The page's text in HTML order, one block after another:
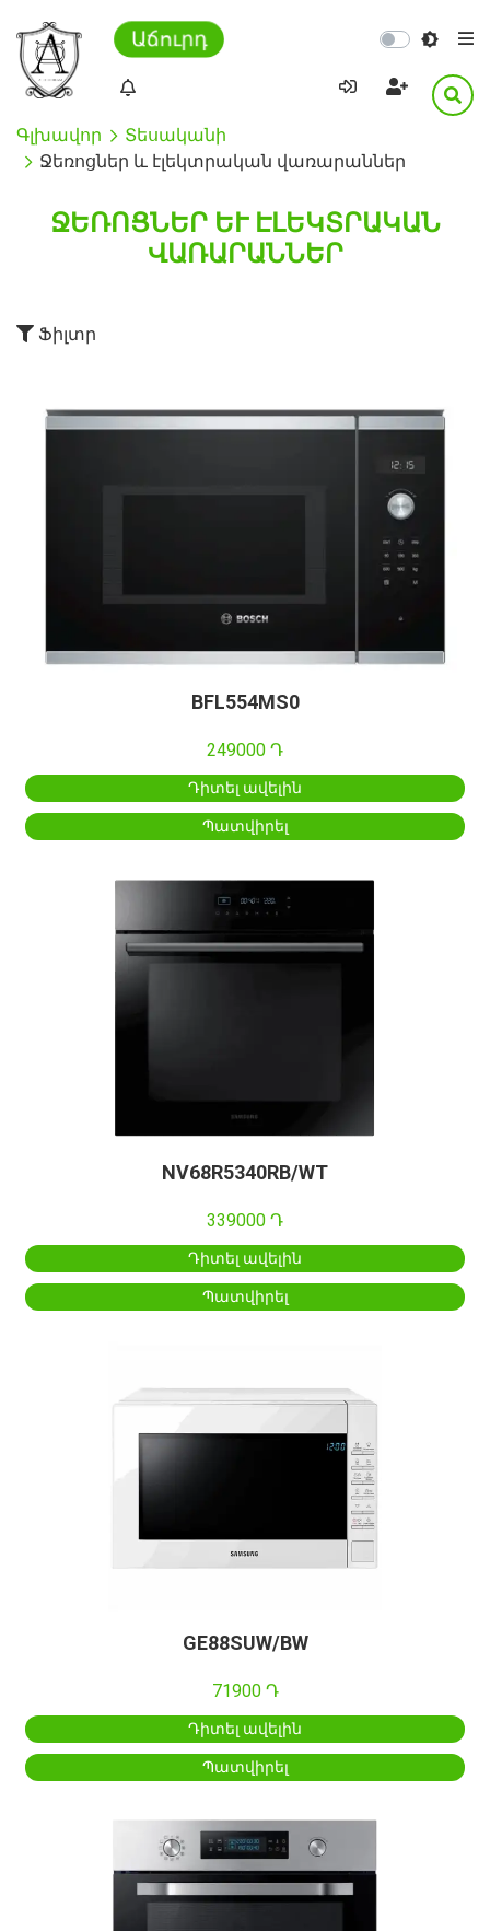
Աճուրդ
Գլխավոր
Տեսականի
Ջեռոցներ և էլեկտրական վառարաններ
ՋԵՌՈՑՆԵՐ ԵՒ ԷԼԵԿՏՐԱԿԱՆ Վ
ԱՌԱՐԱՆՆԵՐ
Ֆիլտր
BFL554MS0
249000 Դ
Դիտել ավելին
Պատվիրել
NV68R5340RB/WT
339000 Դ
Դիտել ավելին
Պատվիրել
GE88SUW/BW
71900 Դ
Դիտել ավելին
Պատվիրել